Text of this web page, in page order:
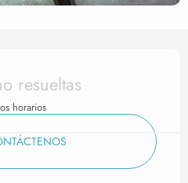
de
resueltas
horarios